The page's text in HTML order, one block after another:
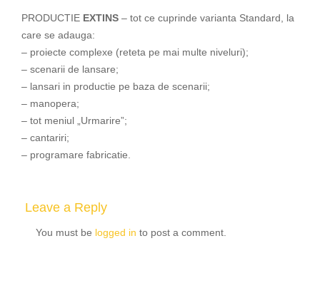
PRODUCTIE EXTINS – tot ce cuprinde varianta Standard, la
care se adauga:
– proiecte complexe (reteta pe mai multe niveluri);
– scenarii de lansare;
– lansari in productie pe baza de scenarii;
– manopera;
– tot meniul „Urmarire”;
– cantariri;
– programare fabricatie.
Leave a Reply
You must be logged in to post a comment.